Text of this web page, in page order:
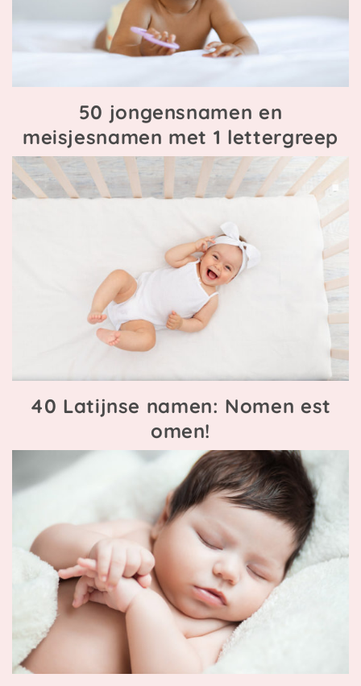
50 jongensnamen en
meisjesnamen met 1 lettergreep
40 Latijnse namen: Nomen est
omen!